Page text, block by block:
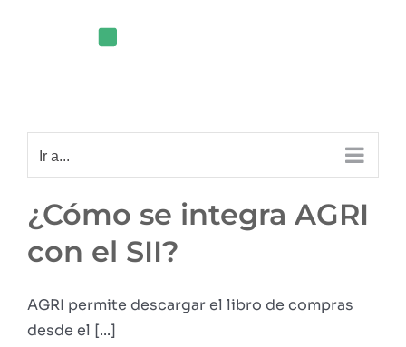
Ir a...
¿Cómo se integra AGRI
con el SII?
AGRI permite descargar el libro de compras
desde el [...]